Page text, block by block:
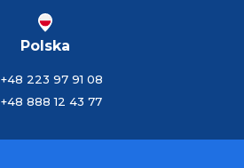
Polska
+48 223 97 91 08
+48 888 12 43 77